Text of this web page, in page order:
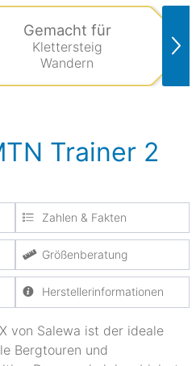
Gemacht für
Klettersteig
Wandern
Trainer 2
Zahlen & Fakten
Größenberatung
Herstellerinformationen
von Salewa ist der ideale
Bergtouren und